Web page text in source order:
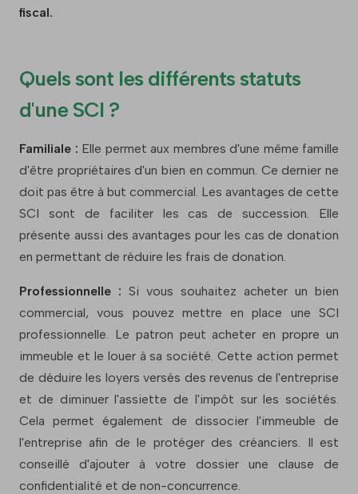
fiscal.
Quels sont les différents statuts
d'une SCI ?
Familiale : Elle permet aux membres d'une même famille
d'être propriétaires d'un bien en commun. Ce dernier ne
doit pas être à but commercial. Les avantages de cette
SCI sont de faciliter les cas de succession. Elle
présente aussi des avantages pour les cas de donation
en permettant de réduire les frais de donation.
Professionnelle : Si vous souhaitez acheter un bien
commercial, vous pouvez mettre en place une SCI
professionnelle. Le patron peut acheter en propre un
immeuble et le louer à sa société. Cette action permet
de déduire les loyers versés des revenus de l'entreprise
et de diminuer l'assiette de l'impôt sur les sociétés.
Cela permet également de dissocier l'immeuble de
l'entreprise afin de le protéger des créanciers. Il est
conseillé d'ajouter à votre dossier une clause de
confidentialité et de non-concurrence.